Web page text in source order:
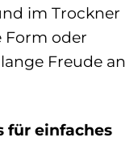
im Trockner
Form oder
Freude an
für einfaches